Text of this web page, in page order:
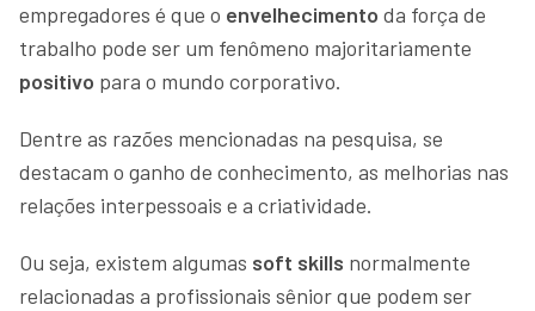
empregadores é que o envelhecimento da força de
trabalho pode ser um fenômeno majoritariamente
positivo para o mundo corporativo.
Dentre as razões mencionadas na pesquisa, se
destacam o ganho de conhecimento, as melhorias nas
relações interpessoais e a criatividade.
Ou seja, existem algumas soft skills normalmente
relacionadas a profissionais sênior que podem ser